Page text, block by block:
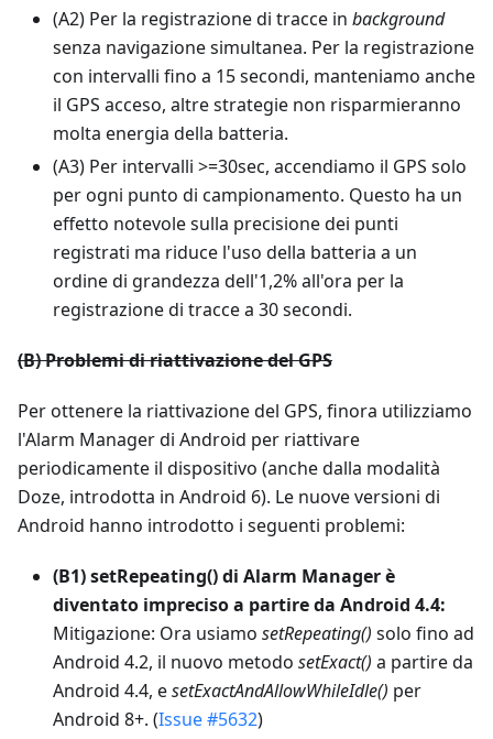
(A2) Per la registrazione di tracce in background
senza navigazione simultanea. Per la registrazione
con intervalli fino a 15 secondi, manteniamo anche
il GPS acceso, altre strategie non risparmieranno
molta energia della batteria.
(A3) Per intervalli >=30sec, accendiamo il GPS solo
per ogni punto di campionamento. Questo ha un
effetto notevole sulla precisione dei punti
registrati ma riduce l'uso della batteria a un
ordine di grandezza dell'1,2% all'ora per la
registrazione di tracce a 30 secondi.
(B) Problemi di riattivazione del GPS
Per ottenere la riattivazione del GPS, finora utilizziamo
l'Alarm Manager di Android per riattivare
periodicamente il dispositivo (anche dalla modalità
Doze, introdotta in Android 6). Le nuove versioni di
Android hanno introdotto i seguenti problemi:
(B1) setRepeating() di Alarm Manager è
diventato impreciso a partire da Android 4.4:
Mitigazione: Ora usiamo setRepeating() solo fino ad
Android 4.2, il nuovo metodo setExact() a partire da
Android 4.4, esetExactAndAllowWhileIdle() per
Android 8+. (Issue #5632)